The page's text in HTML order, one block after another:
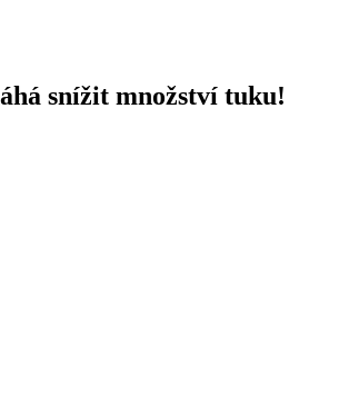
snížit množství tuku!